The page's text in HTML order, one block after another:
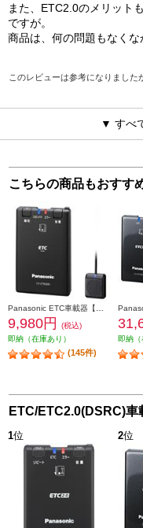
また、ETC2.0のメリット
ですが。
商品は、何の問題もなくな
このレビューは参考になりました
▼ すべ
こちらの商品もおすす
9,980円
(税込)
即納（在庫あり）
(145件)
即納（
ETC/ETC2.0(DSRC)
1位 2位